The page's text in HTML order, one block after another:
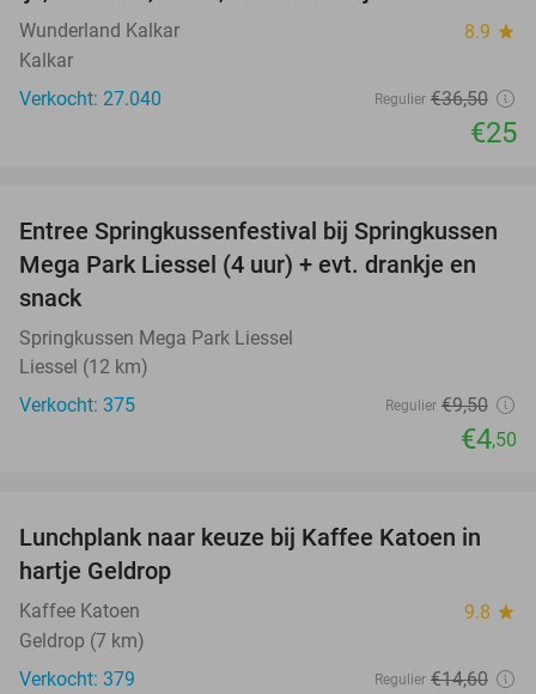
Wunderland Kalkar 8.9 star
Kalkar
Verkocht: 27.040
Regulier €36,50
€25
53%
Entree Springkussenfestival bij Springkussen
Mega Park Liessel (4 uur) + evt. drankje en
snack
Springkussen Mega Park Liessel
Liessel (12 km)
Verkocht: 375
Regulier €9,50
€4,50
32%
Lunchplank naar keuze bij Kaffee Katoen in
hartje Geldrop
Kaffee Katoen 9.8 star
Geldrop (7 km)
Verkocht: 379
Regulier €14,60